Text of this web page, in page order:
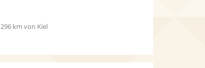
296 km von Kiel